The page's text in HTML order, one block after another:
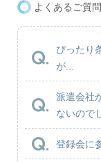
よくあるご質問
ぴったり
が...
派遣会社
ないので
登録会に